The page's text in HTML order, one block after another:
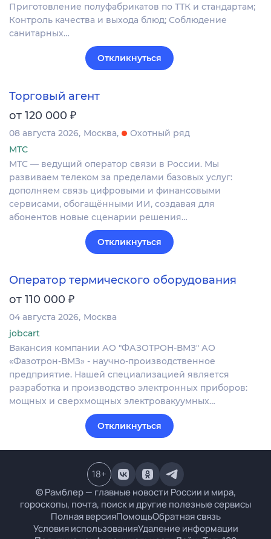
Приготовление полуфабрикатов по ТТК и стандартам;
Контроль качества и выхода блюд; Соблюдение
санитарных…
Откликнуться
Торговый агент
от 120 000 ₽
08 августа 2026 Москва
Охотный ряд
МТС
МТС — ведущий оператор связи в России. Мы
развиваем телеком за пределами базовых услуг:
дополняем связь цифровыми и финансовыми
сервисами, обогащёнными ИИ, создавая для
абонентов новые сценарии решения…
Откликнуться
Оператор термического оборудования
от 110 000 ₽
04 августа 2026 Москва
jobcart
Вакансия компании АО "ФАЗОТРОН-ВМЗ" АО
«Фазотрон-ВМЗ» - научно-производственное
предприятие. Нашей специализацией является
разработка и производство электронных приборов:
мощных и сверхмощных электровакуумных…
Откликнуться
© Рамблер — главные новости России и мира,
гороскопы, почта, поиск и другие полезные сервисы
Полная версияПомощьОбратная связь
Условия использованияУдаление информации
18+